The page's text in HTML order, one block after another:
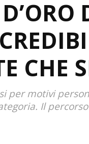
CHE
per motivi
Il